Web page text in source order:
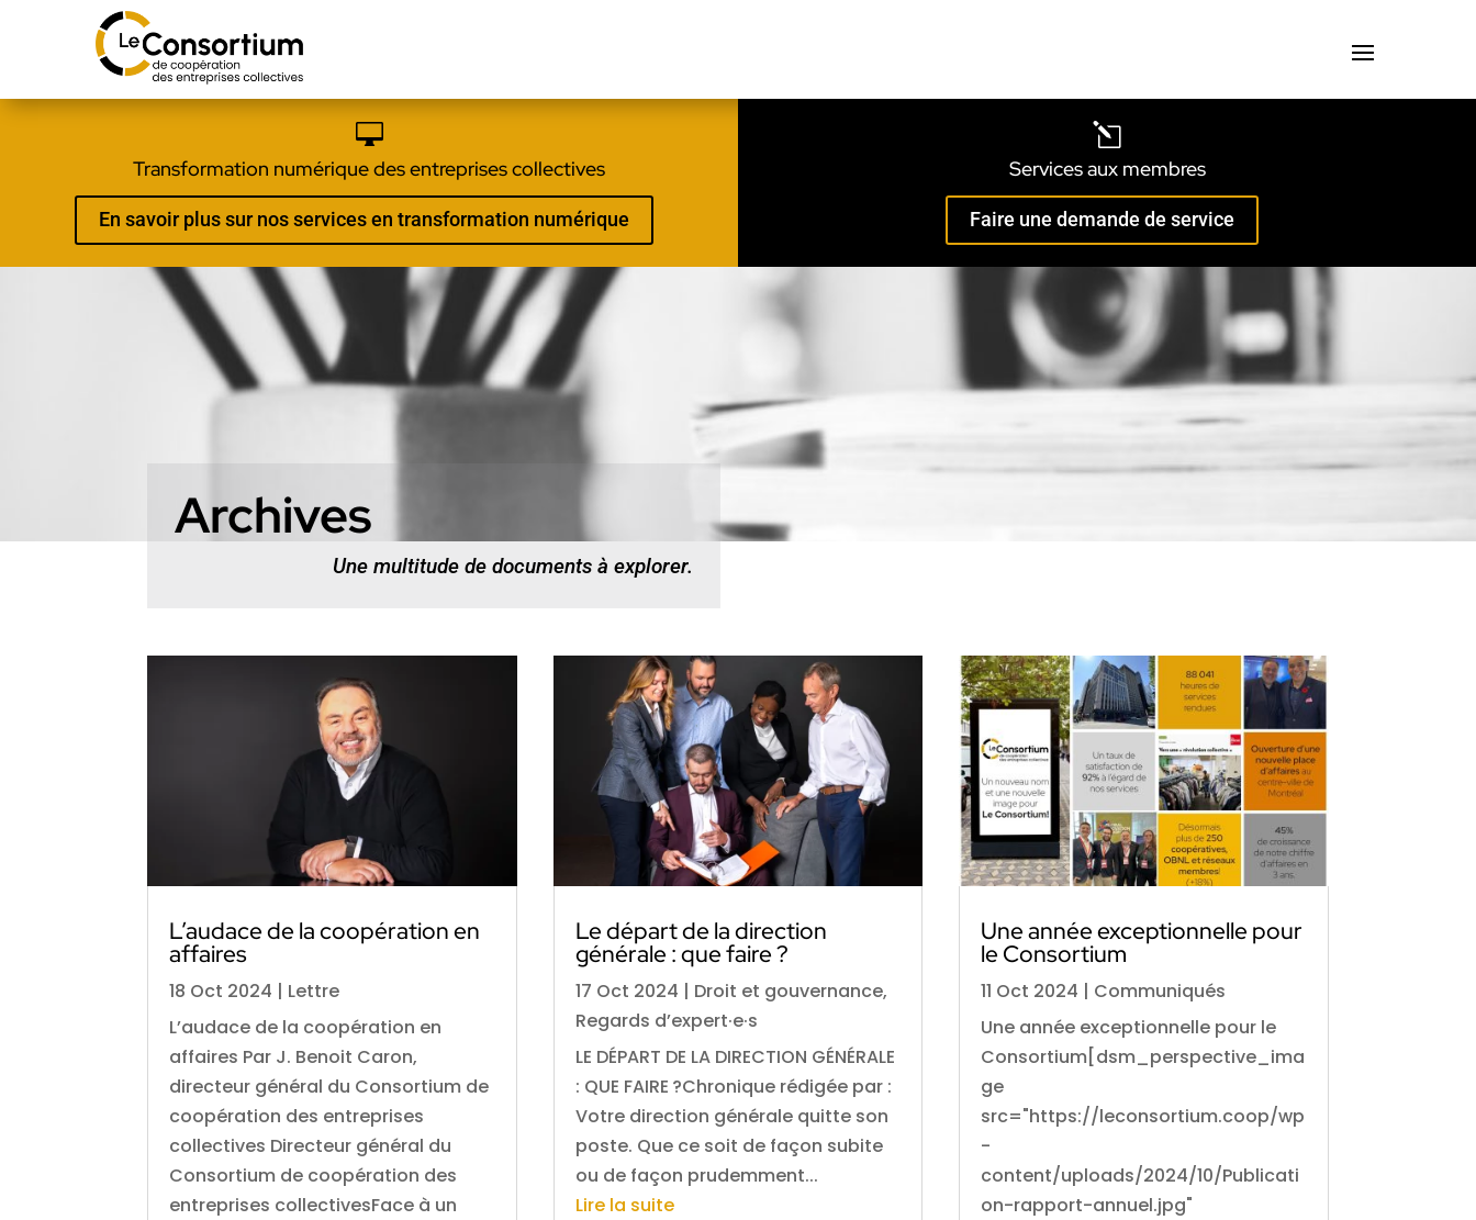

Transformation numérique des entreprises collectives
En savoir plus sur nos services en transformation numérique
l
Services aux membres
Faire une demande de service
Archives
Une multitude de documents à explorer.
L’audace de la coopération en
affaires
18 Oct 2024 | Lettre
L’audace de la coopération en
affaires Par J. Benoit Caron,
directeur général du Consortium de
coopération des entreprises
collectives Directeur général du
Consortium de coopération des
entreprises collectivesFace à un
Le départ de la direction
générale : que faire ?
17 Oct 2024 | Droit et gouvernance,
Regards d’expert·e·s
LE DÉPART DE LA DIRECTION GÉNÉRALE
: QUE FAIRE ?Chronique rédigée par :
Votre direction générale quitte son
poste. Que ce soit de façon subite
ou de façon prudemment...
Lire la suite
Une année exceptionnelle pour
le Consortium
11 Oct 2024 | Communiqués
Une année exceptionnelle pour le
Consortium[dsm_perspective_ima
ge
src="https://leconsortium.coop/wp
-
content/uploads/2024/10/Publicati
on-rapport-annuel.jpg"